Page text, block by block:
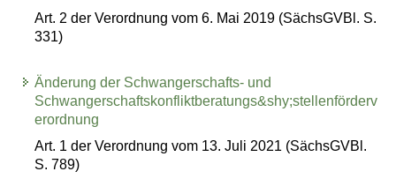
Art. 2 der Verordnung vom 6. Mai 2019 (SächsGVBl. S.
331)
Änderung der Schwangerschafts- und
Schwangerschaftskonfliktberatungs&shy;stellenförderv
erordnung
Art. 1 der Verordnung vom 13. Juli 2021 (SächsGVBl.
S. 789)